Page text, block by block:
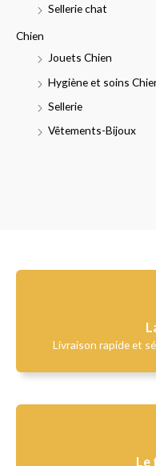
Sellerie chat
Chien
Jouets Chien
Hygiène et soins
Sellerie
Vêtements-Bijoux
Livraison rapide et
Le